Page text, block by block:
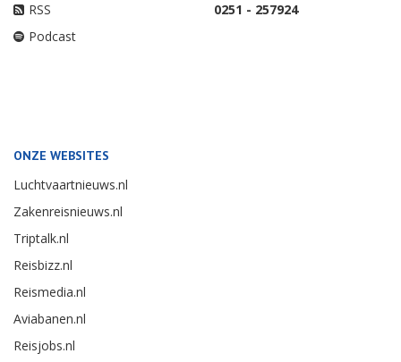
RSS
Podcast
0251 - 257924
ONZE WEBSITES
Luchtvaartnieuws.nl
Zakenreisnieuws.nl
Triptalk.nl
Reisbizz.nl
Reismedia.nl
Aviabanen.nl
Reisjobs.nl